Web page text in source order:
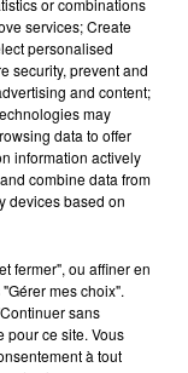
services; Create
personalised
security, prevent and
and content;
may
data to offer
information actively
combine data from
devices based on
fermer", ou affiner en
mes choix".
sans
pour ce site. Vous
à tout